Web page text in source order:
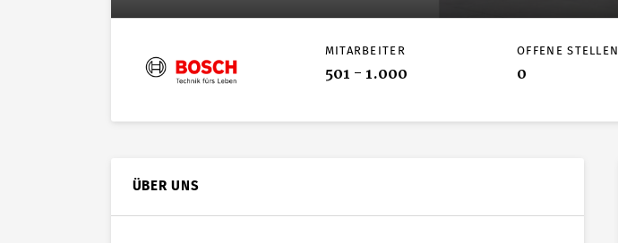
MITARBEITER
501 - 1.000
OFFENE STELLEN
0
ÜBER UNS